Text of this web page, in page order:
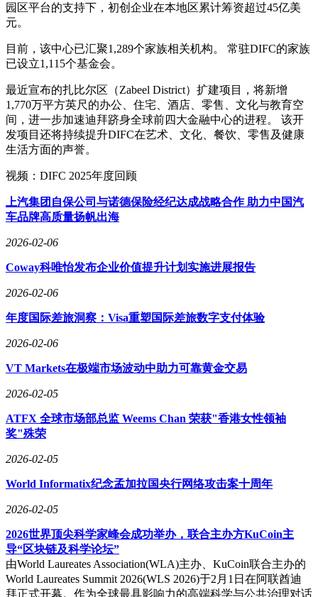
园区平台的支持下，初创企业在本地区累计筹资超过45亿美
元。
目前，该中心已汇聚1,289个家族相关机构。 常驻DIFC的家族
已设立1,115个基金会。
最近宣布的扎比尔区（Zabeel District）扩建项目，将新增
1,770万平方英尺的办公、住宅、酒店、零售、文化与教育空
间，进一步加速迪拜跻身全球前四大金融中心的进程。 该开
发项目还将持续提升DIFC在艺术、文化、餐饮、零售及健康
生活方面的声誉。
视频：DIFC 2025年度回顾
上汽集团自保公司与诺德保险经纪达成战略合作 助力中国汽
车品牌高质量扬帆出海
2026-02-06
Coway科唯怡发布企业价值提升计划实施进展报告
2026-02-06
年度国际差旅洞察：Visa重塑国际差旅数字支付体验
2026-02-06
VT Markets在极端市场波动中助力可靠黄金交易
2026-02-05
ATFX 全球市场部总监 Weems Chan 荣获"香港女性领袖
奖"殊荣
2026-02-05
World Informatix纪念孟加拉国央行网络攻击案十周年
2026-02-05
2026世界顶尖科学家峰会成功举办，联合主办方KuCoin主
导“区块链及科学论坛”
由World Laureates Association(WLA)主办、KuCoin联合主办的
World Laureates Summit 2026(WLS 2026)于2月1日在阿联酋迪
拜正式开幕。作为全球最具影响力的高端科学与公共治理对话